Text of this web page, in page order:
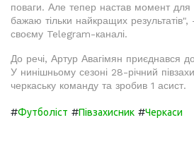
поваги. Але тепер настав момент для
бажаю тільки найкращих
своєму Telegram-каналі.
До речі, Артур Авагімян приєднався
У нинішньому сезоні 28-річний
черкаську команду та зробив 1 асист.
#Футболіст #Півзахисник #Черкаси